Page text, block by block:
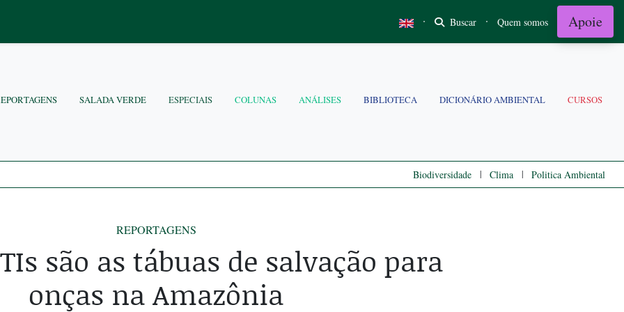
· Buscar · Quem somos Apoie
SALADA VERDE ESPECIAIS COLUNAS ANÁLISES BIBLIOTECA DICIONÁRIO AMBIENTAL CURSOS
Biodiversidade | Clima | Politica Ambiental
REPORTAGENS
são as tábuas de salvação para
onças na Amazônia